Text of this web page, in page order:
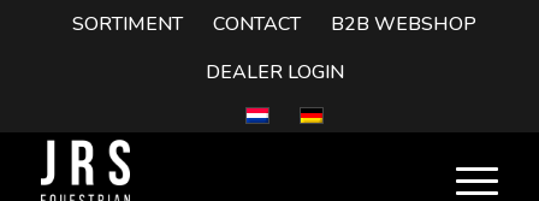
SORTIMENT CONTACT
B2B WEBSHOP
DEALER LOGIN